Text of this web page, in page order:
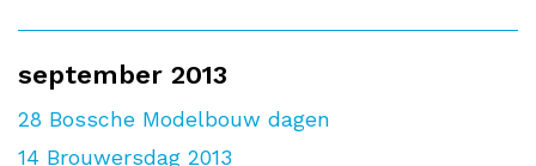
september 2013
28 Bossche Modelbouw dagen
14 Brouwersdag 2013